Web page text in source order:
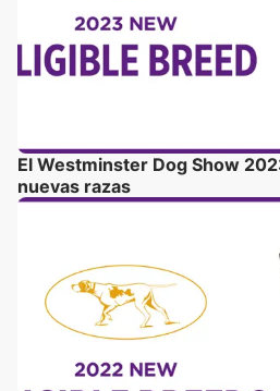
El Westminster Dog Show
nuevas razas